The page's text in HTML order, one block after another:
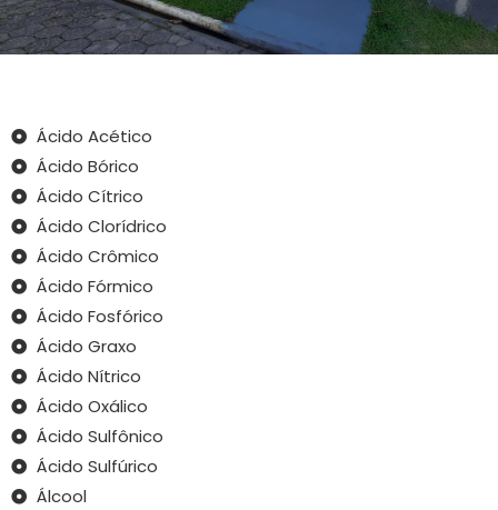
Ácido Acético
Ácido Bórico
Ácido Cítrico
Ácido Clorídrico
Ácido Crômico
Ácido Fórmico
Ácido Fosfórico
Ácido Graxo
Ácido Nítrico
Ácido Oxálico
Ácido Sulfônico
Ácido Sulfúrico
Álcool